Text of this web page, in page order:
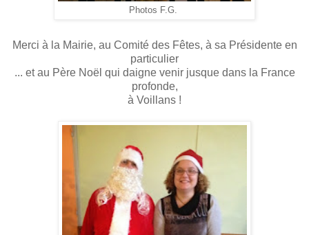
Photos F.G.
Merci à la Mairie, au Comité des Fêtes, à sa Présidente en
particulier
... et au Père Noël qui daigne venir jusque dans la France
profonde,
à Voillans !